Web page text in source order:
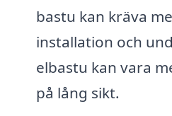
bastu kan kräva
installation och
elbastu kan vara
på lång sikt.